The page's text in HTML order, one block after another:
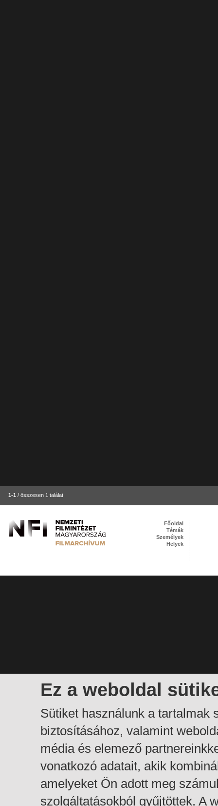
1-1 / összesen 1 találat
Ez a weboldal
Sütiket használunk a tartalmak
biztosításához, valamint
média és elemező
vonatkozó adatait, akik
amelyeket Ön adott meg
szolgáltatásokból gyűjtöttek. A
Főoldal
Témák
Személyek
Helyek